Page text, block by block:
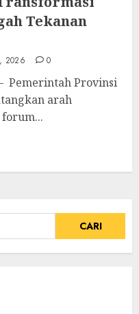
Tekanan
2026 0
Pemerintah Provinsi
arah